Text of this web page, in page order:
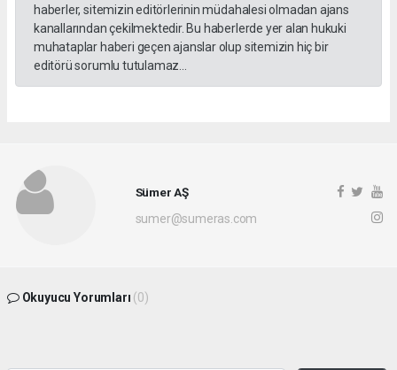
haberler, sitemizin editörlerinin müdahalesi olmadan ajans
kanallarından çekilmektedir. Bu haberlerde yer alan hukuki
muhataplar haberi geçen ajanslar olup sitemizin hiç bir
editörü sorumlu tutulamaz...
Sümer AŞ
sumer@sumeras.com
Okuyucu Yorumları (0)